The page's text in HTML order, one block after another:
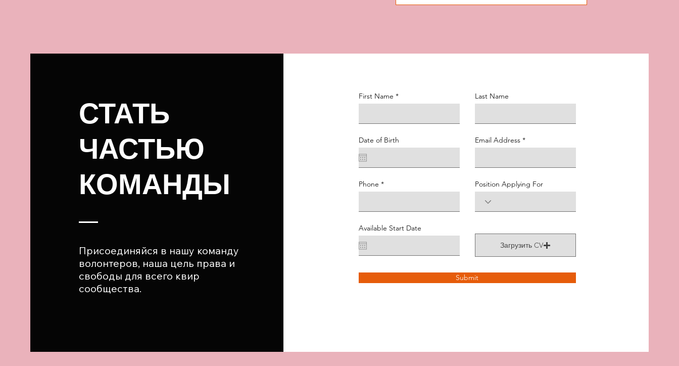
СТАТЬ
ЧАСТЬЮ
КОМАНДЫ
Присоединяйся в нашу команду
волонтеров, наша цель права и
свободы для всего квир
сообщества.
First Name Last Name
Date of Birth Email Address
Phone Position Applying For
Available Start Date
Загрузить CV
Submit